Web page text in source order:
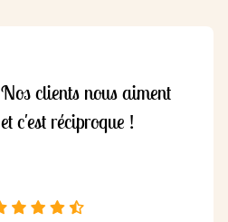
Nos clients nous aiment
et c'est réciproque !